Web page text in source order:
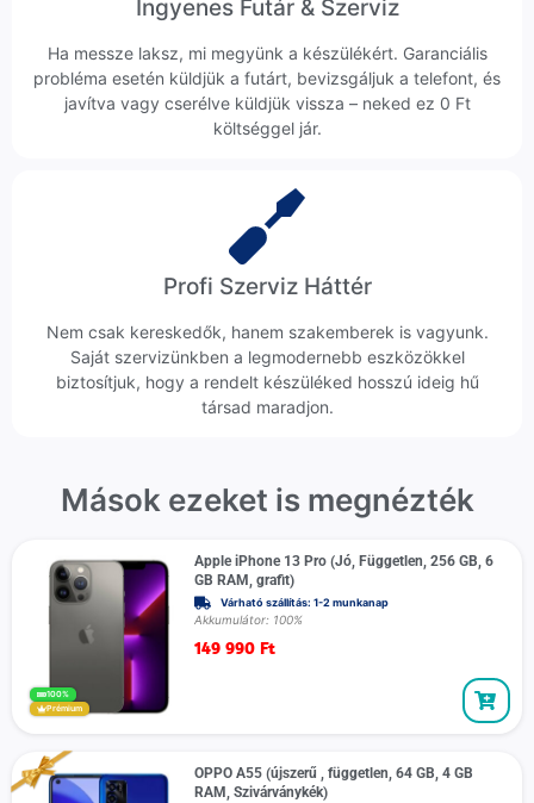
Ingyenes Futár & Szerviz
Ha messze laksz, mi megyünk a készülékért. Garanciális
probléma esetén küldjük a futárt, bevizsgáljuk a telefont, és
javítva vagy cserélve küldjük vissza – neked ez 0 Ft
költséggel jár.
Profi Szerviz Háttér
Nem csak kereskedők, hanem szakemberek is vagyunk.
Saját szervizünkben a legmodernebb eszközökkel
biztosítjuk, hogy a rendelt készüléked hosszú ideig hű
társad maradjon.
Mások ezeket is megnézték
100%
Prémium
Apple iPhone 13 Pro (Jó, Független, 256 GB, 6
GB RAM, grafit)
Várható szállítás: 1-2 munkanap
Akkumulátor: 100%
149 990 Ft
OPPO A55 (újszerű , független, 64 GB, 4 GB
RAM, Szivárványkék)